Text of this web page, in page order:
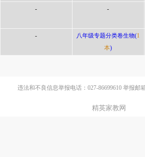
-
-
-
八年级专题分类卷生物(1
本)
违法和不良信息举报电话：027-86699610 举报邮
精英家教网